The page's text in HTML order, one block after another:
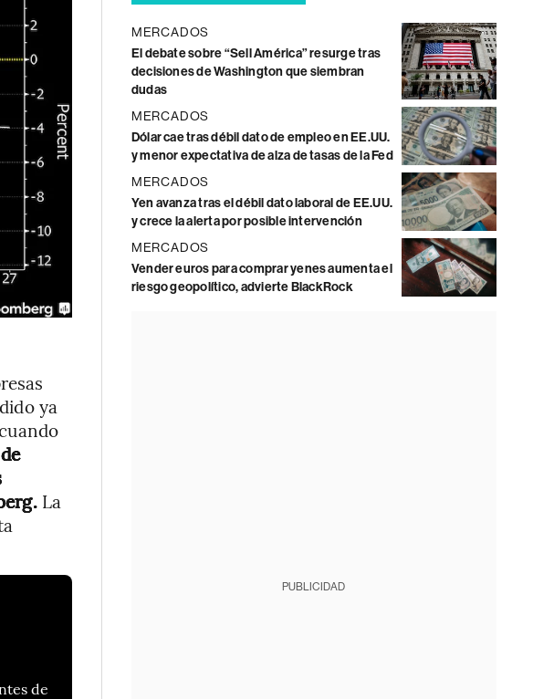
ya
La
de
MERCADOS
El debate sobre “Sell América” resurge tras
decisiones de Washington que siembran
dudas
MERCADOS
Dólar cae tras débil dato de empleo en EE.UU.
y menor expectativa de alza de tasas de la Fed
MERCADOS
Yen avanza tras el débil dato laboral de EE.UU.
y crece la alerta por posible intervención
MERCADOS
Vender euros para comprar yenes aumenta el
riesgo geopolítico, advierte BlackRock
PUBLICIDAD